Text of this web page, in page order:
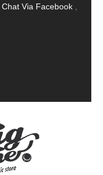
Chat Via Facebook